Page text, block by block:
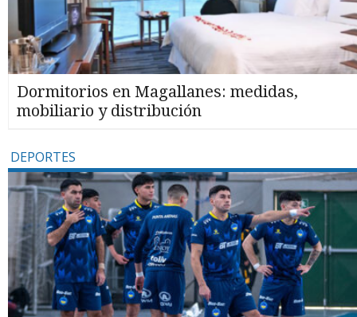
Dormitorios en Magallanes: medidas,
mobiliario y distribución
DEPORTES